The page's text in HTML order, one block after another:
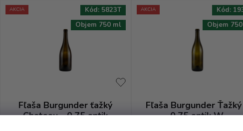
AKCIA
Fľaša Burgunder ťažký
Chateau - 0.75 antik
Objem 750 ml
Kód: 5823T AKCIA
Fľaša Burgunder
0.75 antik W
Objem
Kód: